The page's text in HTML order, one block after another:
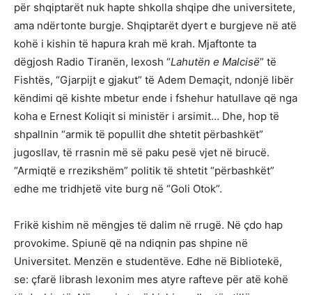
për shqiptarët nuk hapte shkolla shqipe dhe universitete,
ama ndërtonte burgje. Shqiptarët dyert e burgjeve në atë
kohë i kishin të hapura krah më krah. Mjaftonte ta
dëgjosh Radio Tiranën, lexosh “Lahutën e Malcisë” të
Fishtës, “Gjarpijt e gjakut” të Adem Demaçit, ndonjë libër
këndimi që kishte mbetur ende i fshehur hatullave që nga
koha e Ernest Koliqit si ministër i arsimit… Dhe, hop të
shpallnin “armik të popullit dhe shtetit përbashkët”
jugosllav, të rrasnin më së paku pesë vjet në birucë.
“Armiqtë e rrezikshëm” politik të shtetit “përbashkët”
edhe me tridhjetë vite burg në “Goli Otok”.
Frikë kishim në mëngjes të dalim në rrugë. Në çdo hap
provokime. Spiunë që na ndiqnin pas shpine në
Universitet. Menzën e studentëve. Edhe në Bibliotekë,
se: çfarë librash lexonim mes atyre rafteve për atë kohë